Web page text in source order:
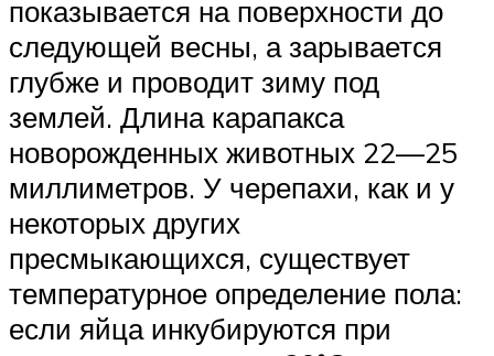
показывается на поверхности до
следующей весны, а зарывается
глубже и проводит зиму под
землей. Длина карапакса
новорожденных животных 22—25
миллиметров. У черепахи, как и у
некоторых других
пресмыкающихся, существует
температурное определение пола:
если яйца инкубируются при